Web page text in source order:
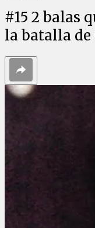
#15 2 balas
la batalla